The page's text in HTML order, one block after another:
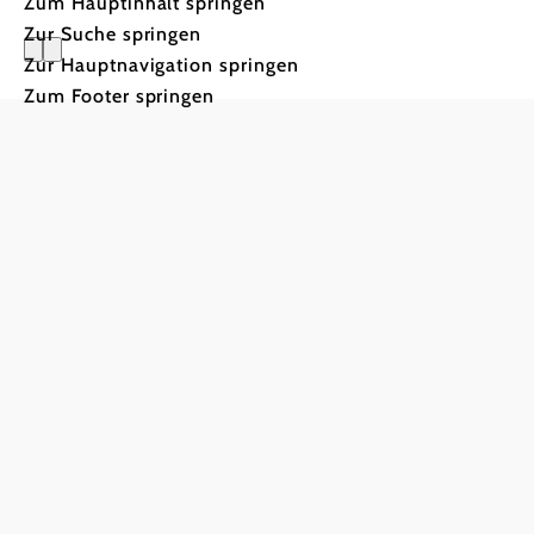
Zur Suche springen
Zur Hauptnavigation springen
Zum Footer springen